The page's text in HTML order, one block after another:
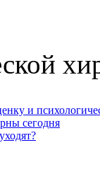
и
сегодня